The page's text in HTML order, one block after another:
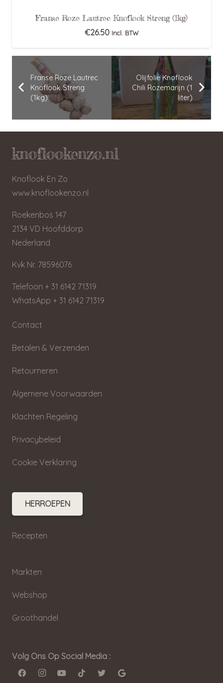
Franse Roze Lautrec Knoflook Streng (1kg)
€26.50 Incl. BTW
Franse Roze Lautrec
Knoflook Streng
(1kg)
Olijfolie Knoflook
Chili Rozemarijn (1
liter)
knoflookenzo.nl
Knoflook En Zo
www.knoflookenzo.nl
Roekenbos 147
2134 VD Hoofddorp
Nederland
Kvk Nr. 78596076
Telefoon + 31 6142 71319
WhatsApp + 31 6142 71319
Contact
Betalen & Verzenden
Retourneren
Algemene Voorwaarden
Klachten Regeling
Privacybeleid
Cookie Verklaring
HERROEPEN
Recepten
Markten
Webshop
Groothandel
Volg Ons Op Social Media :